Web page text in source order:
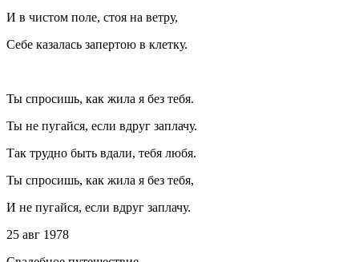
И в чистом поле, стоя на ветру,
Себе казалась запертою в клетку.
Ты спросишь, как жила я без тебя.
Ты не пугайся, если вдруг заплачу.
Так трудно быть вдали, тебя любя.
Ты спросишь, как жила я без тебя,
И не пугайся, если вдруг заплачу.
25 авг 1978